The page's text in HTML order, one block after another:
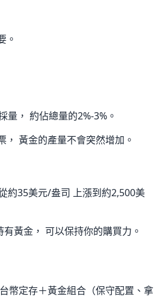
。
， 約佔總量的2%-3%。
黃金的產量不會突然增加。
約35美元/盎司 上漲到約2,500美
黃金， 可以保持你的購買力。
幣定存＋黃金組合（保守配置、拿